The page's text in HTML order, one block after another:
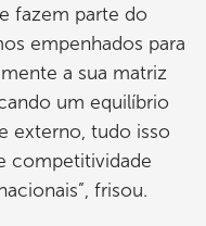
fazem parte do
empenhados para
a sua matriz
um equilíbrio
externo, tudo isso
competitividade
frisou.